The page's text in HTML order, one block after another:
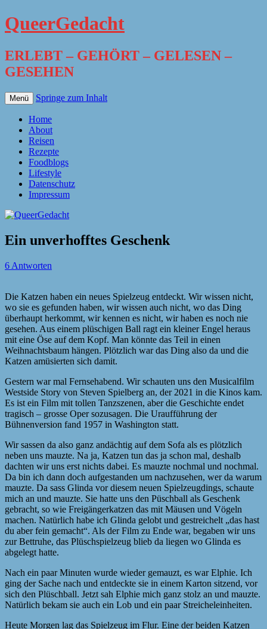
QueerGedacht
ERLEBT – GEHÖRT – GELESEN –
GESEHEN
Menü Springe zum Inhalt
Home
About
Reisen
Rezepte
Foodblogs
Lifestyle
Datenschutz
Impressum
Ein unverhofftes Geschenk
6 Antworten
Die Katzen haben ein neues Spielzeug entdeckt. Wir wissen nicht,
wo sie es gefunden haben, wir wissen auch nicht, wo das Ding
überhaupt herkommt, wir kennen es nicht, wir haben es noch nie
gesehen. Aus einem plüschigen Ball ragt ein kleiner Engel heraus
mit eine Öse auf dem Kopf. Man könnte das Teil in einen
Weihnachtsbaum hängen. Plötzlich war das Ding also da und die
Katzen amüsierten sich damit.
Gestern war mal Fernsehabend. Wir schauten uns den Musicalfilm
Westside Story von Steven Spielberg an, der 2021 in die Kinos kam.
Es ist ein Film mit tollen Tanzszenen, aber die Geschichte endet
tragisch – grosse Oper sozusagen. Die Uraufführung der
Bühnenversion fand 1957 in Washington statt.
Wir sassen da also ganz andächtig auf dem Sofa als es plötzlich
neben uns mauzte. Na ja, Katzen tun das ja schon mal, deshalb
dachten wir uns erst nichts dabei. Es mauzte nochmal und nochmal.
Da bin ich dann doch aufgestanden um nachzusehen, wer da warum
mauzte. Da sass Glinda vor diesem neuen Spielzeugdings, schaute
mich an und mauzte. Sie hatte uns den Püschball als Geschenk
gebracht, so wie Freigängerkatzen das mit Mäusen und Vögeln
machen. Natürlich habe ich Glinda gelobt und gestreichelt „das hast
du aber fein gemacht“. Als der Film zu Ende war, begaben wir uns
zur Bettruhe, das Plüschspielzeug blieb da liegen wo Glinda es
abgelegt hatte.
Nach ein paar Minuten wurde wieder gemauzt, es war Elphie. Ich
ging der Sache nach und entdeckte sie in einem Karton sitzend, vor
sich den Plüschball. Jetzt sah Elphie mich ganz stolz an und mauzte.
Natürlich bekam sie auch ein Lob und ein paar Streicheleinheiten.
Heute Morgen lag das Spielzeug im Flur. Eine der beiden Katzen